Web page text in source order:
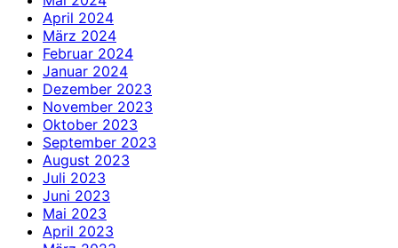
April 2024
März 2024
Februar 2024
Januar 2024
Dezember 2023
November 2023
Oktober 2023
September 2023
August 2023
Juli 2023
Juni 2023
Mai 2023
April 2023